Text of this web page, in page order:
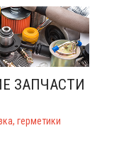
ЗАПЧАСТИ
герметики